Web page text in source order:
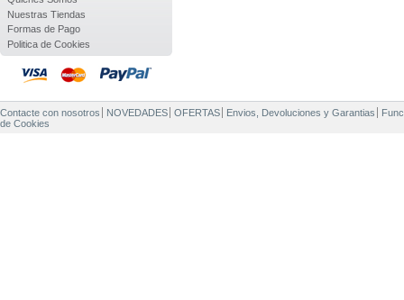
Nuestras Tiendas
Formas de Pago
Politica de Cookies
Contacte con nosotros NOVEDADES OFERTAS Envios, Devoluciones y Garantias
de Cookies